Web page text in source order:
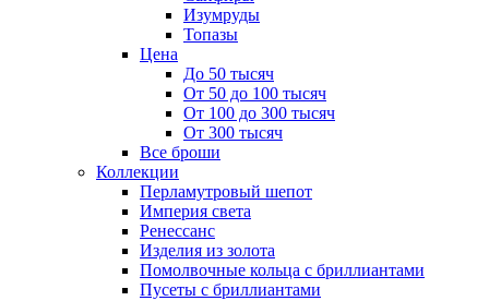
Изумруды
Топазы
Цена
До 50 тысяч
От 50 до 100 тысяч
От 100 до 300 тысяч
От 300 тысяч
Все броши
Коллекции
Перламутровый шепот
Империя света
Ренессанс
Изделия из золота
Помолвочные кольца с бриллиантами
Пусеты с бриллиантами